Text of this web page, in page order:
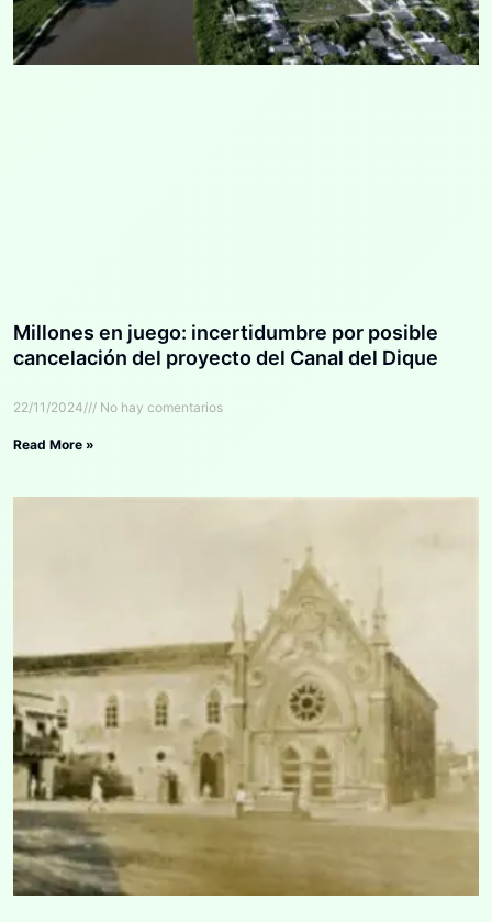
Millones en juego: incertidumbre por posible
cancelación del proyecto del Canal del Dique
22/11/2024 No hay comentarios
Read More »